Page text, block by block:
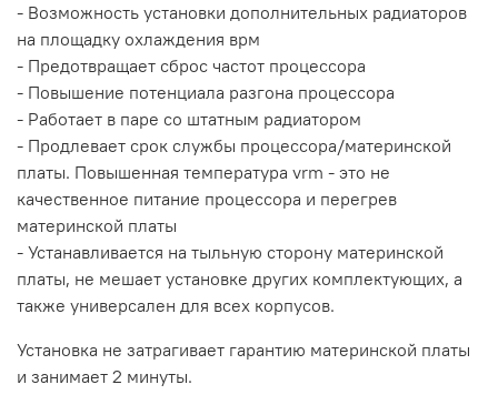
- Возможность установки дополнительных радиаторов
на площадку охлаждения врм
- Предотвращает сброс частот процессора
- Повышение потенциала разгона процессора
- Работает в паре со штатным радиатором
- Продлевает срок службы процессора/материнской
платы. Повышенная температура vrm - это не
качественное питание процессора и перегрев
материнской платы
- Устанавливается на тыльную сторону материнской
платы, не мешает установке других комплектующих, а
также универсален для всех корпусов.
Установка не затрагивает гарантию материнской платы
и занимает 2 минуты.